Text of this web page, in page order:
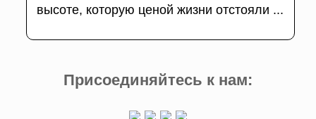
высоте, которую ценой жизни отстояли ...
Присоединяйтесь к нам: